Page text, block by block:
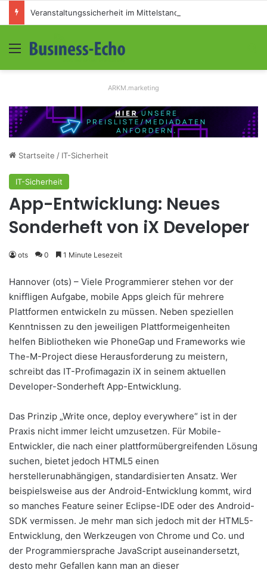
Menü
ARKM.marketing
Startseite / IT-Sicherheit
IT-Sicherheit
App-Entwicklung: Neues
Sonderheft von iX Developer
ots 0 1 Minute Lesezeit
Hannover (ots) – Viele Programmierer stehen vor der
kniffligen Aufgabe, mobile Apps gleich für mehrere
Plattformen entwickeln zu müssen. Neben speziellen
Kenntnissen zu den jeweiligen Plattformeigenheiten
helfen Bibliotheken wie PhoneGap und Frameworks wie
The-M-Project diese Herausforderung zu meistern,
schreibt das IT-Profimagazin iX in seinem aktuellen
Developer-Sonderheft App-Entwicklung.
Das Prinzip „Write once, deploy everywhere“ ist in der
Praxis nicht immer leicht umzusetzen. Für Mobile-
Entwickler, die nach einer plattformübergreifenden Lösung
suchen, bietet jedoch HTML5 einen
herstellerunabhängigen, standardisierten Ansatz. Wer
beispielsweise aus der Android-Entwicklung kommt, wird
so manches Feature seiner Eclipse-IDE oder des Android-
SDK vermissen. Je mehr man sich jedoch mit der HTML5-
Entwicklung, den Werkzeugen von Chrome und Co. und
der Programmiersprache JavaScript auseinandersetzt,
desto mehr Gefallen kann man an dieser